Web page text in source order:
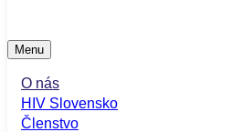
Menu
O nás
HIV Slovensko
Členstvo